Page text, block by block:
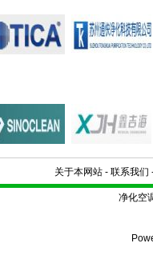
关于本网站 - 联系我们
净化空